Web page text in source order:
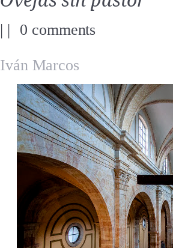
| | 0 comments
Iván Marcos